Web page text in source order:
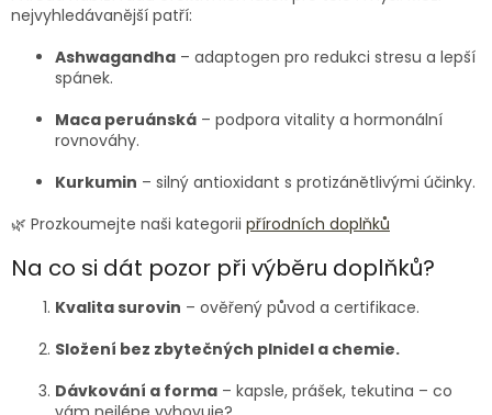
nejvyhledávanější patří:
Ashwagandha – adaptogen pro redukci stresu a lepší
spánek.
Maca peruánská – podpora vitality a hormonální
rovnováhy.
Kurkumin – silný antioxidant s protizánětlivými účinky.
🌿 Prozkoumejte naši kategorii přírodních doplňků
Na co si dát pozor při výběru doplňků?
Kvalita surovin – ověřený původ a certifikace.
Složení bez zbytečných plnidel a chemie.
Dávkování a forma – kapsle, prášek, tekutina – co